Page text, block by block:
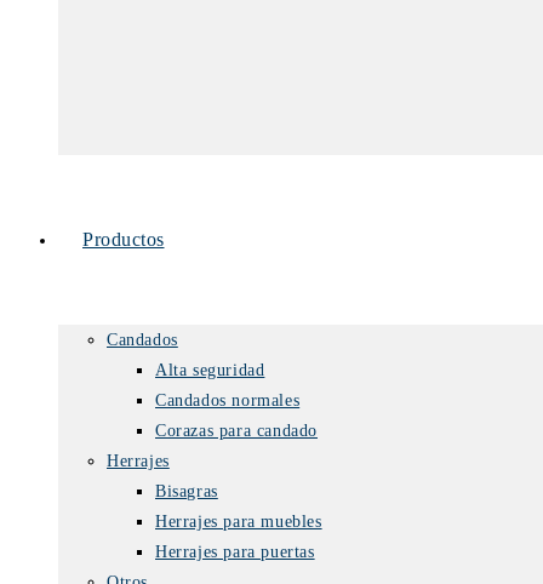
Productos
Candados
Alta seguridad
Candados normales
Corazas para candado
Herrajes
Bisagras
Herrajes para muebles
Herrajes para puertas